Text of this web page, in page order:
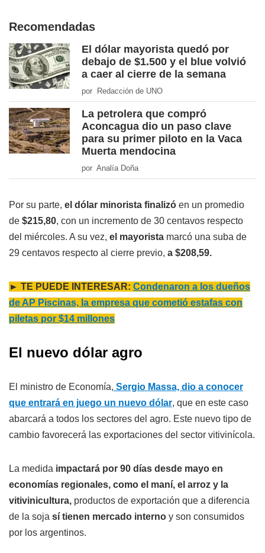
Recomendadas
El dólar mayorista quedó por
debajo de $1.500 y el blue volvió
a caer al cierre de la semana
por Redacción de UNO
La petrolera que compró
Aconcagua dio un paso clave
para su primer piloto en la Vaca
Muerta mendocina
por Analía Doña
Por su parte, el dólar minorista finalizó en un promedio
de $215,80, con un incremento de 30 centavos respecto
del miércoles. A su vez, el mayorista marcó una suba de
29 centavos respecto al cierre previo, a $208,59.
► TE PUEDE INTERESAR: Condenaron a los dueños
de AP Piscinas, la empresa que cometió estafas con
piletas por $14 millones
El nuevo dólar agro
El ministro de Economía, Sergio Massa, dio a conocer
que entrará en juego un nuevo dólar, que en este caso
abarcará a todos los sectores del agro. Este nuevo tipo de
cambio favorecerá las exportaciones del sector vitivinícola.
La medida impactará por 90 días desde mayo en
economías regionales, como el maní, el arroz y la
vitivinicultura, productos de exportación que a diferencia
de la soja sí tienen mercado interno y son consumidos
por los argentinos.